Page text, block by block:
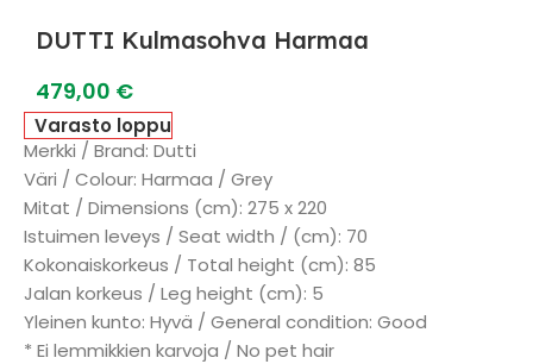
DUTTI Kulmasohva Harmaa
479,00 €
Varasto loppu
Merkki / Brand: Dutti
Väri / Colour: Harmaa / Grey
Mitat / Dimensions (cm): 275 x 220
Istuimen leveys / Seat width / (cm): 70
Kokonaiskorkeus / Total height (cm): 85
Jalan korkeus / Leg height (cm): 5
Yleinen kunto: Hyvä / General condition: Good
* Ei lemmikkien karvoja / No pet hair